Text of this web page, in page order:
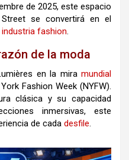
de 2025, este espacio
se convertirá en el
industria fashion.
de la moda
en la mira mundial
Fashion Week (NYFW).
clásica y su capacidad
inmersivas, este
de cada desfile.